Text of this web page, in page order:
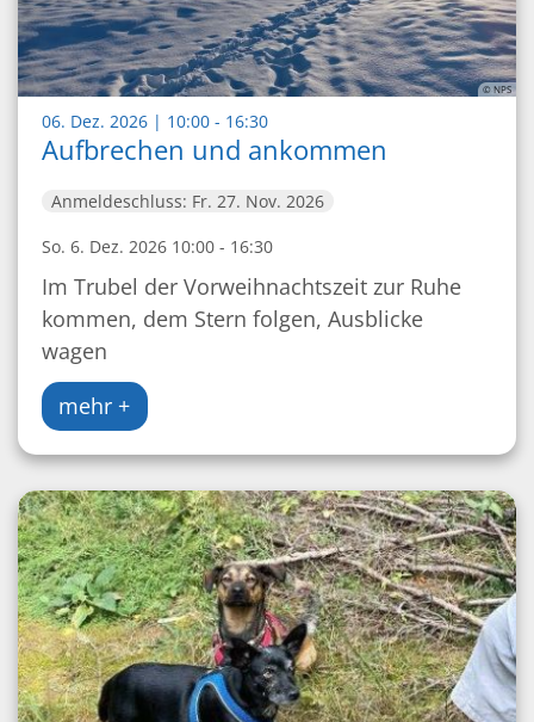
© NPS
06. Dez. 2026 | 10:00 - 16:30:
Aufbrechen und ankommen
Anmeldeschluss: Fr. 27. Nov. 2026
So. 6. Dez. 2026 10:00 - 16:30
Im Trubel der Vorweihnachtszeit zur Ruhe
kommen, dem Stern folgen, Ausblicke
wagen
mehr +